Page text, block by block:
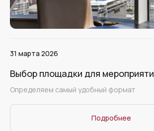
31 марта 2026
Выбор площадки для
Определяем самый удобный формат
Подробнее